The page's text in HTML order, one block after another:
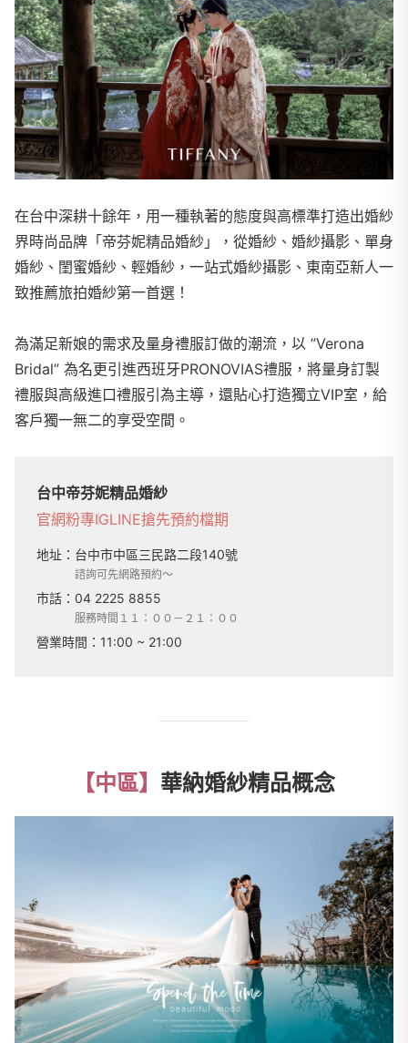
在台中深耕十餘年，用一種執著的態度與高標準打造出婚紗
界時尚品牌「帝芬妮精品婚紗」，從婚紗、婚紗攝影、單身
婚紗、閨蜜婚紗、輕婚紗，一站式婚紗攝影、東南亞新人一
致推薦旅拍婚紗第一首選！
為滿足新娘的需求及量身禮服訂做的潮流，以 ”Verona
Bridal” 為名更引進西班牙PRONOVIAS禮服，將量身訂製
禮服與高級進口禮服引為主導，還貼心打造獨立VIP室，給
客戶獨一無二的享受空間。
台中帝芬妮精品婚紗
官網粉專IGLINE搶先預約檔期
地址： 台中市中區三民路二段140號
諮詢可先網路預約～
市話： 04 2225 8855
服務時間１１：００－２１：００
營業時間： 11:00 ~ 21:00
【中區】 華納婚紗精品概念